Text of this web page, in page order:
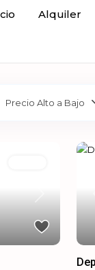
Alquiler
Precio Alto a Bajo
Next